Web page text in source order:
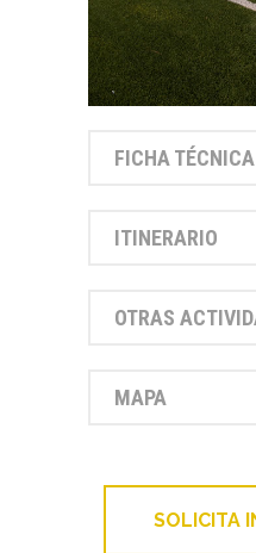
FICHA TÉCNICA
ITINERARIO
OTRAS
MAPA
SOLICITA